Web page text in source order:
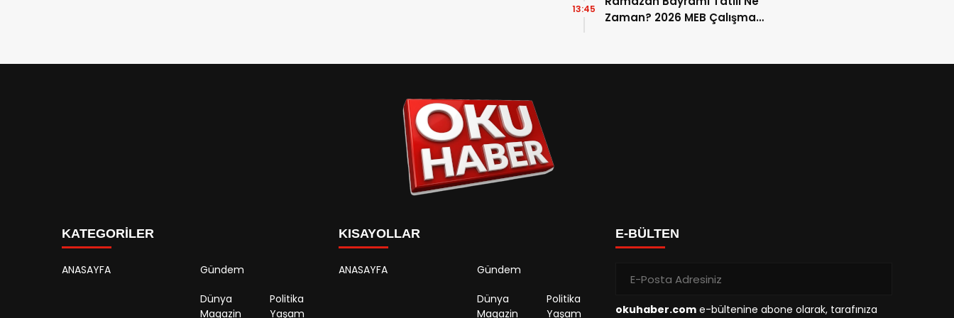
Zaman? 2026 MEB Çalışma
13:45
KATEGORİLER
ANASAYFA Gündem
Dünya
Politika
Magazin
Yaşam
KISAYOLLAR
ANASAYFA Gündem
Dünya
Politika
Magazin
Yaşam
E-BÜLTEN
okuhaber.com e-bültenine abone olarak, tarafınıza